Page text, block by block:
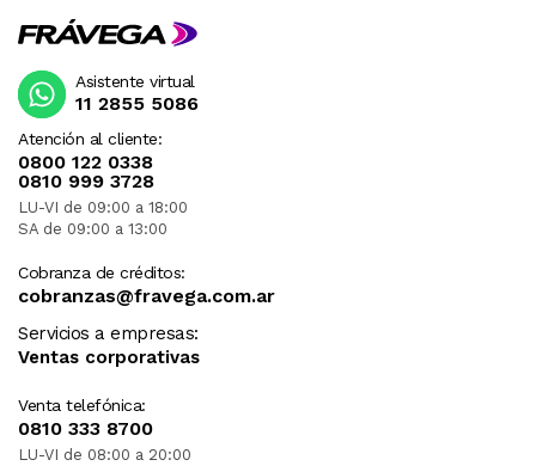
Atención al cliente:
0800 122 0338
0810 999 3728
LU-VI de 09:00 a 18:00
SA de 09:00 a 13:00
Cobranza de créditos:
cobranzas@fravega.com.ar
Servicios a empresas:
Ventas corporativas
Venta telefónica:
0810 333 8700
LU-VI de 08:00 a 20:00
Asistente virtual
11 2855 5086